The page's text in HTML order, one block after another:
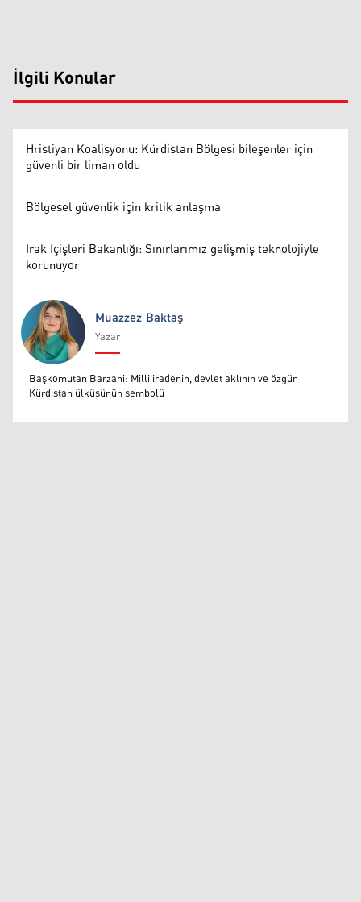
İlgili Konular
Hristiyan Koalisyonu: Kürdistan Bölgesi bileşenler için
güvenli bir liman oldu
Bölgesel güvenlik için kritik anlaşma
Irak İçişleri Bakanlığı: Sınırlarımız gelişmiş teknolojiyle
korunuyor
Muazzez Baktaş
Muazzez Baktaş
Yazar
Başkomutan Barzani: Milli iradenin, devlet aklının ve özgür
Kürdistan ülküsünün sembolü